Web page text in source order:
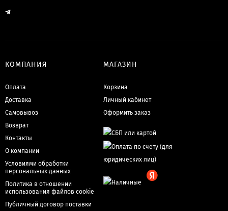
КОМПАНИЯ
Оплата
Доставка
Самовывоз
Возврат
Контакты
О компании
Условиями обработки
персональных данных
Политика в отношении
использования файлов cookie
Публичный договор поставки
МАГАЗИН
Корзина
Личный кабинет
Оформить заказ